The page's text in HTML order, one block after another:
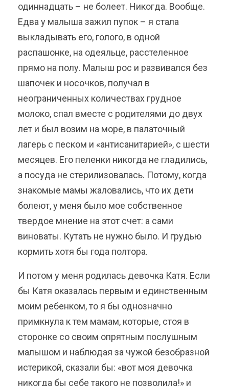
одиннадцать – не болеет. Никогда. Вообще.
Едва у малыша зажил пупок – я стала
выкладывать его, голого, в одной
распашонке, на одеяльце, расстеленное
прямо на полу. Малыш рос и развивался без
шапочек и носочков, получал в
неограниченных количествах грудное
молоко, спал вместе с родителями до двух
лет и был возим на море, в палаточный
лагерь с песком и «антисанитарией», с шести
месяцев. Его пеленки никогда не гладились,
а посуда не стерилизовалась. Потому, когда
знакомые мамы жаловались, что их дети
болеют, у меня было мое собственное
твердое мнение на этот счет: а сами
виноваты. Кутать не нужно было. И грудью
кормить хотя бы года полтора.
И потом у меня родилась девочка Катя. Если
бы Катя оказалась первым и единственным
моим ребенком, то я бы однозначно
примкнула к тем мамам, которые, стоя в
сторонке со своим опрятным послушным
малышом и наблюдая за чужой безобразной
истерикой, сказали бы: «вот моя девочка
никогда бы себе такого не позволила!» и